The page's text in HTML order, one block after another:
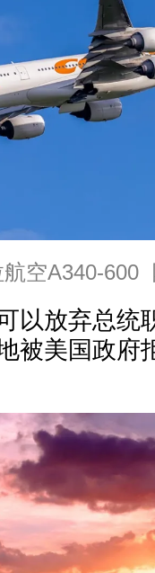
航空A340-600
以放弃总统
被美国政府